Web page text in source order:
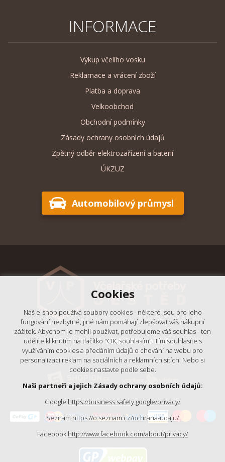
INFORMACE
Výkup včelího vosku
Reklamace a vrácení zboží
Platba a doprava
Velkoobchod
Obchodní podmínky
Zásady ochrany osobních údajů
Zpětný odběr elektrozařízení a baterií
ÚKZUZ
Automobilový průmysl
© 2018 - 2026, Včelařské potřeby
- Výrobní podnik Ještěd, s.r.o.
Cookies
Náš e-shop používá soubory cookies - některé jsou pro jeho
fungování nezbytné, jiné nám pomáhají zlepšovat váš nákupní
zážitek. Abychom je mohli používat, potřebujeme váš souhlas - ten
udělíte kliknutím na tlačítko "OK, souhlasím". Tím souhlasíte s
využíváním cookies a předáním údajů o chování na webu pro
personalizaci reklam na sociálních a reklamních sítích. Nebo si
cookies nastavte podle sebe.
Naši partneři a jejich Zásady ochrany osobních údajů:
Google https://business.safety.google/privacy/
Seznam https://o.seznam.cz/ochrana-udaju/
Facebook http://www.facebook.com/about/privacy/